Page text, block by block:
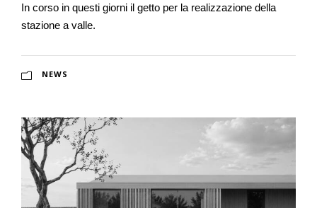
In corso in questi giorni il getto per la realizzazione della
stazione a valle.
NEWS